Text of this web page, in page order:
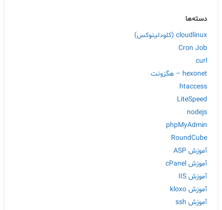
دسته‌ها
cloudlinux (کلودلینوکس)
Cron Job
curl
hexonet – هگزونت
htaccess
LiteSpeed
nodejs
phpMyAdmin
RoundCube
آموزش ASP
آموزش cPanel
آموزش IIS
آموزش kloxo
آموزش ssh